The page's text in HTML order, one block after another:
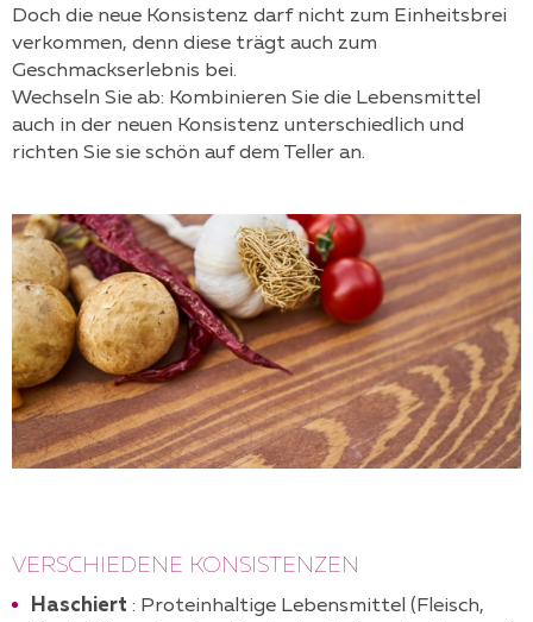
Doch die neue Konsistenz darf nicht zum Einheitsbrei
verkommen, denn diese trägt auch zum
Geschmackserlebnis bei.
Wechseln Sie ab: Kombinieren Sie die Lebensmittel
auch in der neuen Konsistenz unterschiedlich und
richten Sie sie schön auf dem Teller an.
VERSCHIEDENE KONSISTENZEN
Haschiert : Proteinhaltige Lebensmittel (Fleisch,